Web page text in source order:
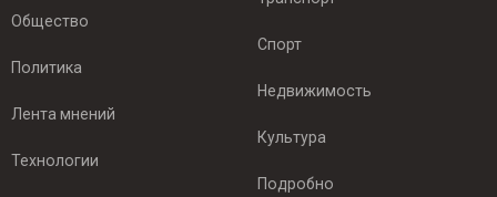
Общество
Политика
Лента мнений
Технологии
Спорт
Недвижимость
Культура
Подробно